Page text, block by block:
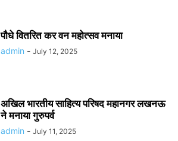
पौधे वितरित कर वन महोत्सव मनाया
admin - July 12, 2025
अखिल भारतीय साहित्य परिषद महानगर लखनऊ
ने मनाया गुरुपर्व
admin - July 11, 2025